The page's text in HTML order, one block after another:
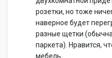
розетки, но тоже
наверное будет
разные щетки
паркета). Нравится,
мебель.